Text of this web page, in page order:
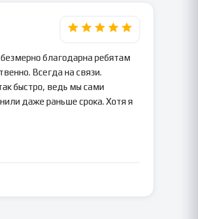
благодарна ребятам
Всегда на связи.
быстро, ведь мы сами
даже раньше срока. Хотя я